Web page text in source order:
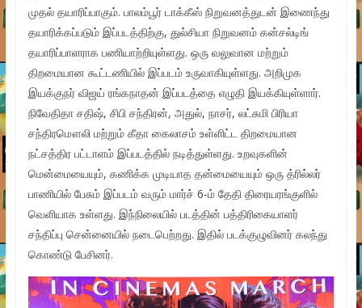
முதல் தயாரிப்பாகும். பாலம்பூர் டாக்கீஸ் நிறுவனத்துடன் இணைந்து
தயாரிக்கப்படும் இப்படத்திற்கு, துல்சியா நிறுவனம் கன்சல்டிங்
தயாரிப்பாளராக பணியாற்றியுள்ளது. ஒரு வலுவான மற்றும்
திறமையான கூட்டணியில் இப்படம் உருவாகியுள்ளது. அறிமுக
இயக்குநர் விஜய் ரங்கநாதன் இப்படத்தை எழுதி இயக்கியுள்ளார்.
நிவேதிதா சதிஷ், சிபி சந்திரன், அதுல், நாசர், லட்சுமி பிரியா
சந்திரமௌலி மற்றும் கீதா கைலாசம் உள்ளிட்ட திறமையான
நட்சத்திர பட்டாளம் இப்படத்தில் நடித்துள்ளது. உறவுகளின்
மென்மையையும், கணிக்க முடியாத தன்மையையும் ஒரு த்ரில்லர்
பாணியில் பேசும் இப்படம் வரும் மார்ச் 6-ம் தேதி திரையரங்குளில்
வெளியாக உள்ளது. இந்நிலையில் படத்தின் பத்திரிகையாளர்
சந்திப்பு சென்னையில் நடைபெற்றது. இதில் படக்குழுவினர் கலந்து
கொண்டு பேசினர்.